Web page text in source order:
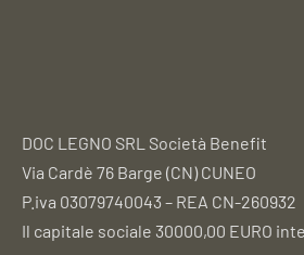
DOC LEGNO SRL Società Benefit
Via Cardè 76 Barge (CN) CUNEO
P.iva 03079740043 – REA CN-260932
Il capitale sociale 30000,00 EURO